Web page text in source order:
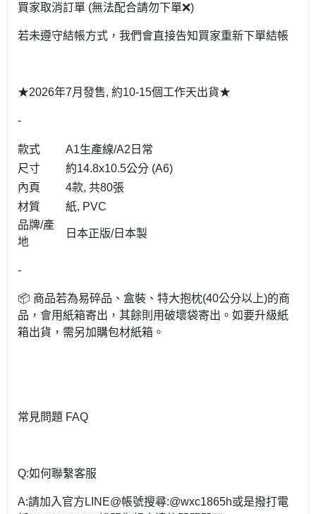
買家取消訂單 (無法配合請勿下單❌)
若未遵守結帳方式，我們會直接告知買家重新下單結帳
★2026年7月發售, 約10-15個工作天出貨★
-
款式
A1生產線/A2日常
尺寸
約14.8x10.5公分 (A6)
內頁
4款, 共80張
材質
紙, PVC
品牌/產
地
日本正版/日本製
-
📦 商品若為易碎品、盒裝、特大抱枕(40公分以上)的商
品，會用紙箱寄出，其餘則用破壞袋寄出。如要升級紙
箱出貨，需另加購包材紙箱。
常見問題 FAQ
Q:如何聯繫客服
A:請加入官方LINE@帳號搜尋:@wxc1865h或是撥打電